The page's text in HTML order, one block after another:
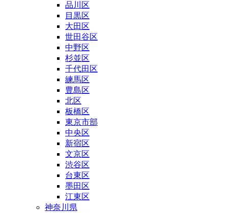
品川区
目黒区
大田区
世田谷区
中野区
杉並区
千代田区
練馬区
豊島区
北区
板橋区
東京市部
中央区
新宿区
文京区
渋谷区
台東区
墨田区
江東区
神奈川県